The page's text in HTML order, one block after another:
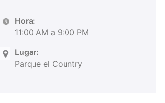
Hora:
11:00 AM a 9:00 PM
Lugar:
Parque el Country